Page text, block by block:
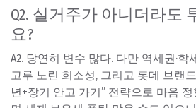
Q2. 실거주가 아니더라도
요?
A2. 당연히 변수 많다. 다만 역세권·학
고루 노린 희소성, 그리고 롯데 브랜
년+장기 안고 가기” 전략으로 마음